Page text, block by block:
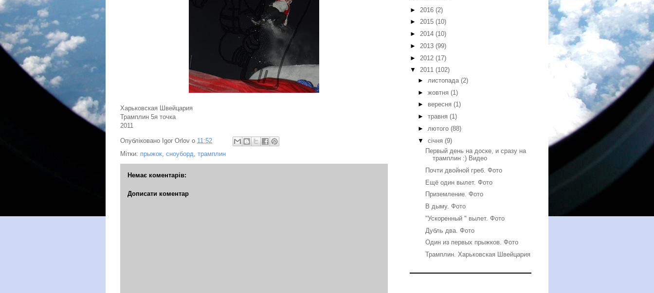
Харьковская Швейцария
Трамплин 5я точка
2011
Опубліковано Igor Orlov о 11:52
Мітки: прыжок, сноуборд, трамплин
Немає коментарів:
Дописати коментар
► 2016 (2)
► 2015 (10)
► 2014 (10)
► 2013 (99)
► 2012 (17)
▼ 2011 (102)
► листопада (2)
► жовтня (1)
► вересня (1)
► травня (1)
► лютого (88)
▼ січня (9)
Первый день на доске, и сразу на
трамплин :) Видео
Почти двойной греб. Фото
Ещё один вылет. Фото
Приземление. Фото
В дыму. Фото
"Ускоренный " вылет. Фото
Дубль два. Фото
Один из первых прыжков. Фото
Трамплин. Харьковская Швейцария